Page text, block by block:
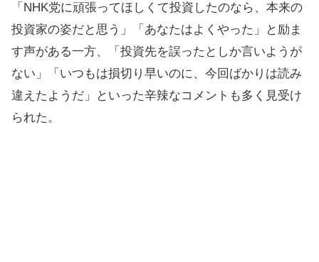
「NHK党に頑張ってほしくて投資したのなら、本来の
投資家の姿だと思う」「あなたはよくやった」と励ま
す声がある一方、「投資先を誤ったとしか言いようが
ない」「いつもは損切り早いのに、今回ばかりは読み
違えたようだ」といった辛辣なコメントも多く見受け
られた。